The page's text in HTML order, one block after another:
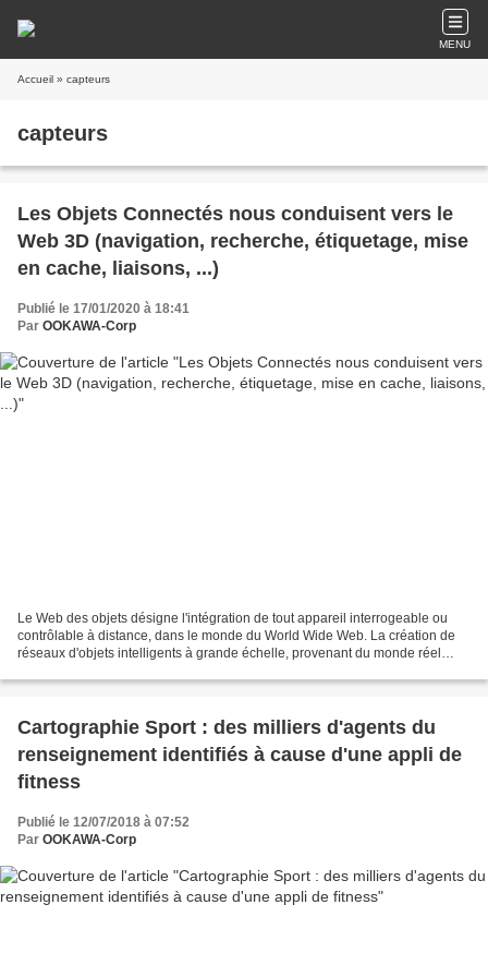
MENU
Accueil » capteurs
capteurs
Les Objets Connectés nous conduisent vers le
Web 3D (navigation, recherche, étiquetage, mise
en cache, liaisons, ...)
Publié le 17/01/2020 à 18:41
Par OOKAWA-Corp
Le Web des objets désigne l'intégration de tout appareil interrogeable ou
contrôlable à distance, dans le monde du World Wide Web. La création de
réseaux d'objets intelligents à grande échelle, provenant du monde réel
Cartographie Sport : des milliers d'agents du
renseignement identifiés à cause d'une appli de
fitness
Publié le 12/07/2018 à 07:52
Par OOKAWA-Corp